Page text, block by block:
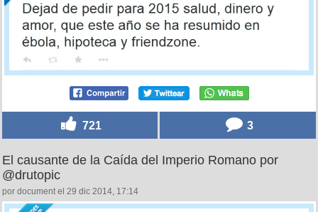
721 3
El causante de la Caída del Imperio Romano por
@drutopic
por document el 29 dic 2014, 17:14